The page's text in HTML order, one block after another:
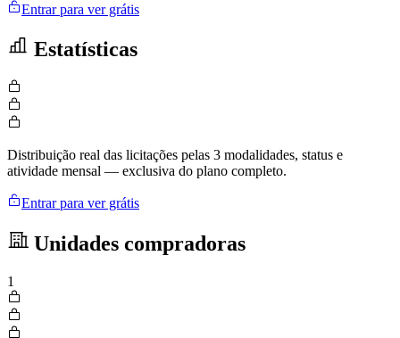
Entrar para ver grátis
Estatísticas
Distribuição real das licitações pelas 3 modalidades, status e
atividade mensal — exclusiva do plano completo.
Entrar para ver grátis
Unidades compradoras
1